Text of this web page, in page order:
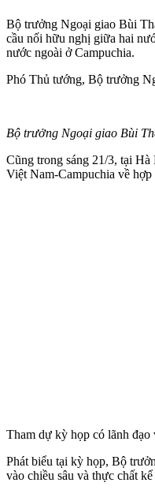
Bộ trưởng Ngoại giao Bùi
cầu nối hữu nghị giữa hai
nước ngoài ở Campuchia.
Phó Thủ tướng, Bộ trưởng
Bộ trưởng Ngoại giao Bùi
Cũng trong sáng 21/3, tại
Việt Nam-Campuchia về
Tham dự kỳ họp có lãnh đạo
Phát biểu tại kỳ họp, Bộ
vào chiều sâu và thực chất